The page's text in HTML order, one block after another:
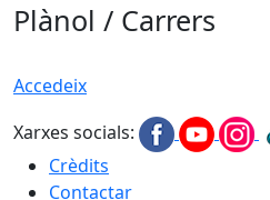
Plànol / Carrers
Accedeix
Xarxes socials:
Crèdits
Contactar